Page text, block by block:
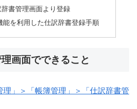
書管理画面より登録
能を利用した仕訳辞書登録手順
画面でできること
理」＞「帳簿管理」＞「仕訳辞書管